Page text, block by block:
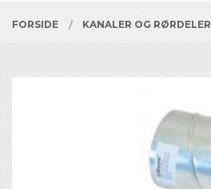
FORSIDE KANALER OG RØRDELER